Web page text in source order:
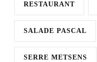
RESTAURANT
SALADE PASCAL
SERRE METSENS